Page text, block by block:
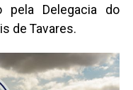
pela Delegacia do
de Tavares.